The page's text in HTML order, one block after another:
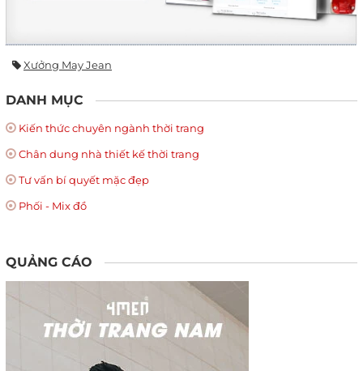
Xưởng May Jean
DANH MỤC
Kiến thức chuyên ngành thời trang
Chân dung nhà thiết kế thời trang
Tư vấn bí quyết mặc đẹp
Phối - Mix đồ
QUẢNG CÁO